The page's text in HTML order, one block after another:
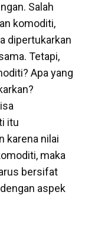
Salah
komoditi,
dipertukarkan
Tetapi,
Apa yang
itu
karena nilai
maka
bersifat
aspek